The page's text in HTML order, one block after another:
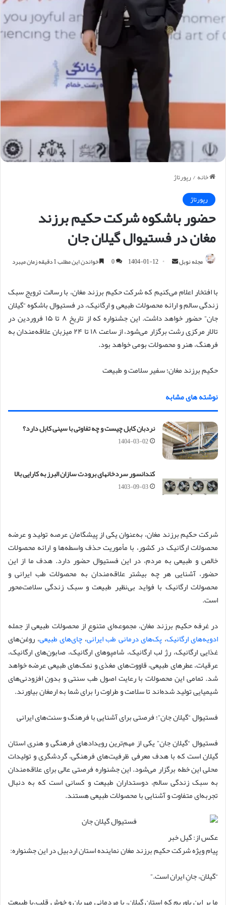
خانه/رپورتاژ
رپورتاژ
حضور باشکوه شرکت حکیم برزند
مغان در فستیوال گیلان جان
مجله نوبل
ا
ل
ا
ی
م
ل
1404-01-12
0 خواندن این مطلب 1 دقیقه زمان میبرد
با افتخار اعلام می‌کنیم که شرکت حکیم برزند مغان، با رسالت ترویج سبک
زندگی سالم و ارائه محصولات طبیعی و ارگانیک، در فستیوال باشکوه “گیلان
جان” حضور خواهد داشت. این جشنواره که از تاریخ ۸ تا ۱۵ فروردین در
تالار مرکزی رشت برگزار می‌شود، از ساعت ۱۸ تا ۲۴ میزبان علاقه‌مندان به
فرهنگ، هنر و محصولات بومی خواهد بود.
حکیم برزند مغان؛ سفیر سلامت و طبیعت
نوشته های مشابه
نردبان کابل چیست و چه تفاوتی با سینی کابل دارد؟
1404-03-02
کندانسور سردخانهای برودت سازان البرز به کارایی بالا
1403-09-03
شرکت حکیم برزند مغان، به‌عنوان یکی از پیشگامان عرصه تولید و عرضه
محصولات ارگانیک در کشور، با مأموریت حذف واسطه‌ها و ارائه محصولات
خالص و طبیعی به مردم، در این فستیوال حضور دارد. هدف ما از این
حضور، آشنایی هر چه بیشتر علاقه‌مندان به محصولات طب ایرانی و
محصولات ارگانیک با فواید بی‌نظیر طبیعت و سبک زندگی سلامت‌محور
است.
در غرفه حکیم برزند مغان، مجموعه‌ای متنوع از محصولات طبیعی از جمله
ادویه‌های ارگانیک، پک‌های درمانی طب ایرانی، چای‌های طبیعی، روغن‌های
غذایی ارگانیک، رژ لب ارگانیک، شامپوهای ارگانیک، صابون‌های ارگانیک،
عرقیات، عطرهای طبیعی، قاووت‌های مغذی و نمک‌های طبیعی عرضه خواهد
شد. تمامی این محصولات با رعایت اصول طب سنتی و بدون افزودنی‌های
شیمیایی تولید شده‌اند تا سلامت و طراوت را برای شما به ارمغان بیاورند.
فستیوال “گیلان جان”؛ فرصتی برای آشنایی با فرهنگ و سنت‌های ایرانی
فستیوال “گیلان جان” یکی از مهم‌ترین رویدادهای فرهنگی و هنری استان
گیلان است که با هدف معرفی ظرفیت‌های فرهنگی، گردشگری و تولیدات
محلی این خطه برگزار می‌شود. این جشنواره فرصتی عالی برای علاقه‌مندان
به سبک زندگی سالم، دوستداران طبیعت و کسانی است که به دنبال
تجربه‌ای متفاوت و آشنایی با محصولات طبیعی هستند.
عکس از: گیل خبر
پیام ویژه شرکت حکیم برزند مغان نماینده استان اردبیل در این جشنواره:
“گیلان، جانِ ایران است.”